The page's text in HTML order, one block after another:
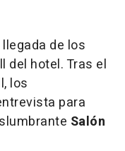
de los
del hotel. Tras el
, los
para
Salón